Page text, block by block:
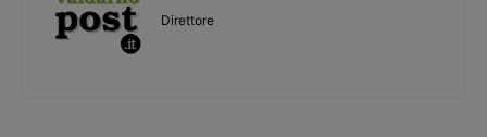
Direttore